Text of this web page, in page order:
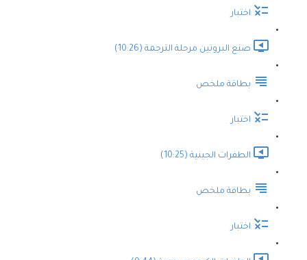
اختبار
صنع البروتين مرحلة الترجمة (10:26)
بطاقة ملخص
اختبار
الطفرات الجينية (10:25)
بطاقة ملخص
اختبار